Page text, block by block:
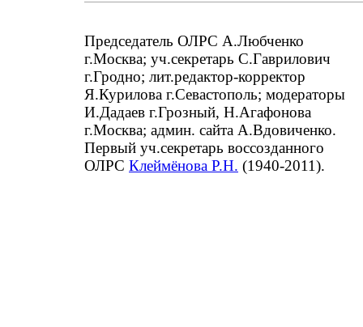
Председатель ОЛРС А.Любченко
г.Москва; уч.секретарь С.Гаврилович
г.Гродно; лит.редактор-корректор
Я.Курилова г.Севастополь; модераторы
И.Дадаев г.Грозный, Н.Агафонова
г.Москва; админ. сайта А.Вдовиченко.
Первый уч.секретарь воссозданного
ОЛРС Клеймёнова Р.Н. (1940-2011).